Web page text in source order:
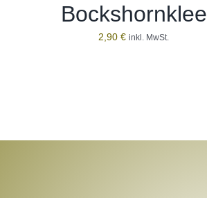
Bockshornklee
2,90 € inkl. MwSt.